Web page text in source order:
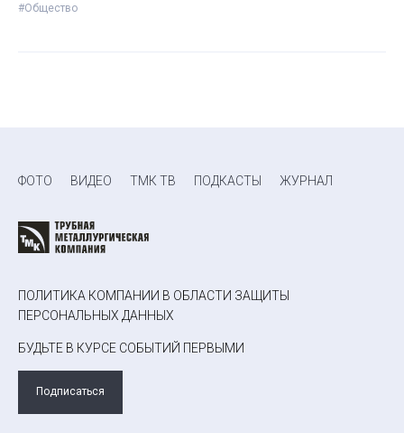
#Общество
ФОТО ВИДЕО ТМК ТВ ПОДКАСТЫ ЖУРНАЛ
ПОЛИТИКА КОМПАНИИ В ОБЛАСТИ ЗАЩИТЫ
ПЕРСОНАЛЬНЫХ ДАННЫХ
БУДЬТЕ В КУРСЕ СОБЫТИЙ ПЕРВЫМИ
Подписаться